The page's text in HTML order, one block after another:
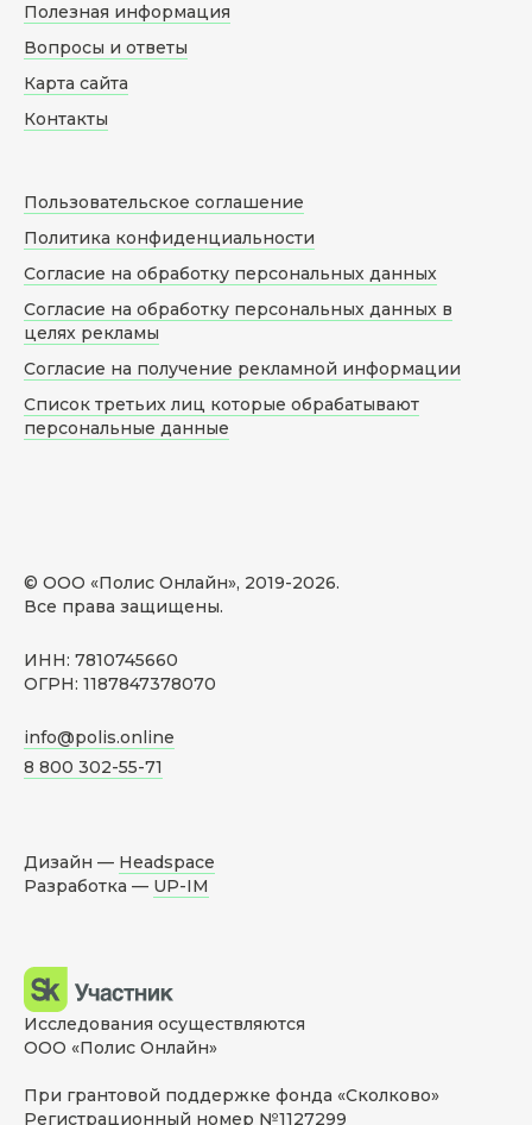
© ООО «Полис Онлайн», 2019-2026.
Все права защищены.
ИНН: 7810745660
ОГРН: 1187847378070
info@polis.online
8 800 302-55-71
Полезная информация
Вопросы и ответы
Карта сайта
Контакты
Пользовательское соглашение
Политика конфиденциальности
Согласие на обработку персональных данных
Согласие на обработку персональных данных в
целях рекламы
Согласие на получение рекламной информации
Список третьих лиц которые обрабатывают
персональные данные
Дизайн — Headspace
Разработка — UP-IM
Исследования осуществляются
ООО «Полис Онлайн»
При грантовой поддержке фонда «Сколково»
Регистрационный номер №1127299